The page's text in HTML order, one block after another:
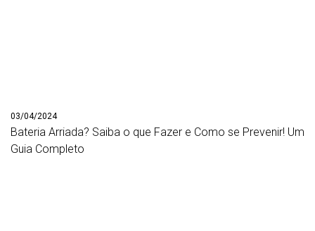
03/04/2024
Bateria Arriada? Saiba o que Fazer e Como se Prevenir! Um
Guia Completo